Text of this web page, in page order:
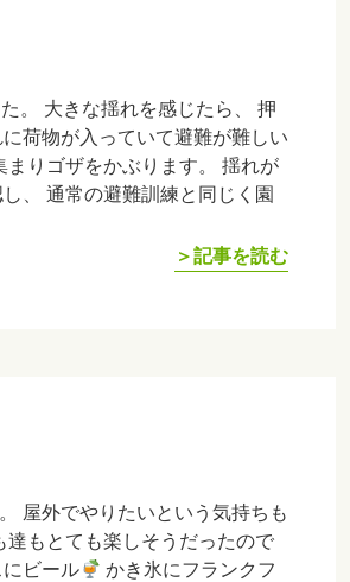
。 大きな揺れを感じたら、 押
荷物が入っていて避難が難しい
りゴザをかぶります。 揺れが
、 通常の避難訓練と同じく園
＞記事を読む
屋外でやりたいという気持ちも
もとても楽しそうだったので
ビール
かき氷にフランクフ